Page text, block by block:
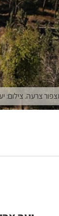
צרעה. צילום: